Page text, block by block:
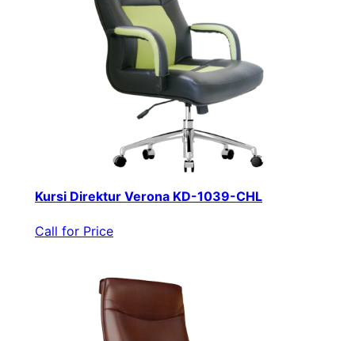
Kursi Direktur Verona KD-1039-CHL
Call for Price